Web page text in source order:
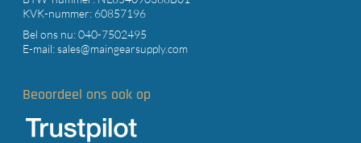
KVK-nummer: 60857196
Bel ons nu:040-7502495
E-mail:sales@maingearsupply.com
Beoordeel ons ook op